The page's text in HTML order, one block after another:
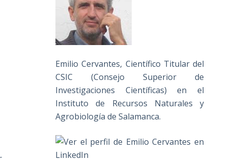
Emilio Cervantes, Científico Titular del
CSIC (Consejo Superior de
Investigaciones Científicas) en el
Instituto de Recursos Naturales y
Agrobiología de Salamanca.